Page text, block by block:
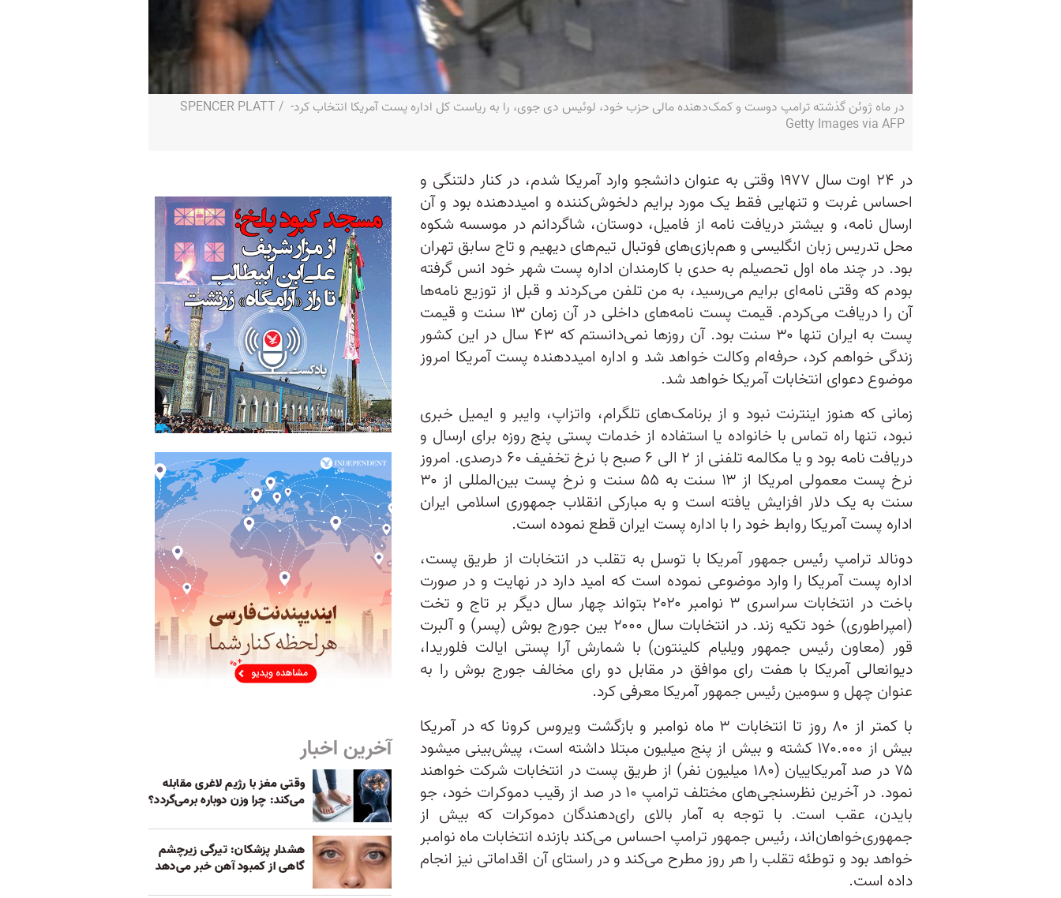
در ماه ژوئن گذشته ترامپ دوست و کمک‌دهنده مالی حزب خود، لوئیس دی جوی، را به ریاست کل اداره پست آمریکا انتخاب کرد- SPENCER PLATT /
Getty Images via AFP
در ۲۴ اوت سال ۱۹۷۷ وقتی به عنوان دانشجو وارد آمریکا شدم، در کنار دلتنگی و
احساس غربت و تنهایی فقط یک مورد برایم دلخوش‌کننده و امیددهنده بود و آن
ارسال نامه، و بیشتر دریافت نامه از فامیل، دوستان، شاگردانم در موسسه شکوه
محل تدریس زبان انگلیسی و هم‌بازی‌های فوتبال تیم‌های دیهیم و تاج سابق تهران
بود. در چند ماه اول تحصیلم به حدی با کارمندان اداره پست شهر خود انس گرفته
بودم که وقتی نامه‌ای برایم می‌رسید، به من تلفن می‌کردند و قبل از توزیع نامه‌ها
آن را دریافت می‌کردم. قیمت پست نامه‌های داخلی در آن زمان ۱۳ سنت و قیمت
پست به ایران تنها ۳۰ سنت بود. آن روزها نمی‌دانستم که ۴۳ سال در این کشور
زندگی خواهم کرد، حرفه‌ام وکالت خواهد شد و اداره امیددهنده پست آمریکا امروز
موضوع دعوای انتخابات آمریکا خواهد شد.
زمانی که هنوز اینترنت نبود و از برنامک‌های تلگرام، واتزاپ، وایبر و ایمیل خبری
نبود، تنها راه تماس با خانواده یا استفاده از خدمات پستی پنج روزه برای ارسال و
دریافت نامه بود و یا مکالمه تلفنی از ۲ الی ۶ صبح با نرخ تخفیف ۶۰ درصدی. امروز
نرخ پست معمولی امریکا از ۱۳ سنت به ۵۵ سنت و نرخ پست بین‌المللی از ۳۰
سنت به یک دلار افزایش یافته است و به مبارکی انقلاب جمهوری اسلامی ایران
اداره پست آمریکا روابط خود را با اداره پست ایران قطع نموده است.
دونالد ترامپ رئیس جمهور آمریکا با توسل به تقلب در انتخابات از طریق پست،
اداره پست آمریکا را وارد موضوعی نموده است که امید دارد در نهایت و در صورت
باخت در انتخابات سراسری ۳ نوامبر ۲۰۲۰ بتواند چهار سال دیگر بر تاج و تخت
(امپراطوری) خود تکیه زند. در انتخابات سال ۲۰۰۰ بین جورج بوش (پسر) و آلبرت
قور (معاون رئیس جمهور ویلیام کلینتون) با شمارش آرا پستی ایالت فلوریدا،
دیوانعالی آمریکا با هفت رای موافق در مقابل دو رای مخالف جورج بوش را به
عنوان چهل و سومین رئیس جمهور آمریکا معرفی کرد.
با کمتر از ۸۰ روز تا انتخابات ۳ ماه نوامبر و بازگشت ویروس کرونا که در آمریکا
بیش از ۱۷۰.۰۰۰ کشته و بیش از پنج میلیون مبتلا داشته است، پیش‌بینی میشود
۷۵ در صد آمریکاییان (۱۸۰ میلیون نفر) از طریق پست در انتخابات شرکت خواهند
نمود. در آخرین نظرسنجی‌های مختلف ترامپ ۱۰ در صد از رقیب دموکرات خود، جو
بایدن، عقب است. با توجه به آمار بالای رای‌دهند‌گان دموکرات که بیش از
جمهوری‌خواهان‌اند، رئیس جمهور ترامپ احساس می‌کند بازنده انتخابات ماه نوامبر
خواهد بود و توطئه تقلب را هر روز مطرح می‌کند و در راستای آن اقداماتی نیز انجام
داده است.
آخرین اخبار
وقتی مغز با رژیم لاغری مقابله
می‌کند: چرا وزن دوباره برمی‌گردد؟
هشدار پزشکان: تیرگی زیرچشم
گاهی از کمبود آهن خبر می‌دهد